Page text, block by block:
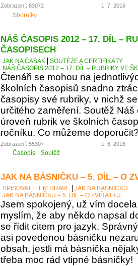
Zobrazení: 83072 1. 7. 2016
Sborníky
NÁŠ ČASOPIS 2012 – 17. DÍL –
ČASOPISECH
JAK NA ČASÁK
SOUTĚŽE A CERTIFIKÁTY
NÁŠ ČASOPIS 2012 – 17. DÍL – RUBRIKY VE
Čtenáři se mohou na
školních časopisů snadno
časopisy své rubriky, v nichž
určitého zaměření. Soutěž
úroveň rubrik ve školních
ročníku. Co můžeme
Zobrazení: 55307 1. 6. 2016
Časopis Soutěž
JAK NA BÁSNIČKU – 5. DÍL – O
SPISOVATELEM HRAVĚ
JAK NA BÁSNIČKU
JAK NA BÁSNIČKU – 5. DÍL – O ZVÍŘÁTKU
Jsem spokojený, už vím
myslím, že aby někdo napsal
se řídit citem pro jazyk.
asi povedenou básničku
obsah, jestli má básnička
třeba moc rád vtipné básničky!